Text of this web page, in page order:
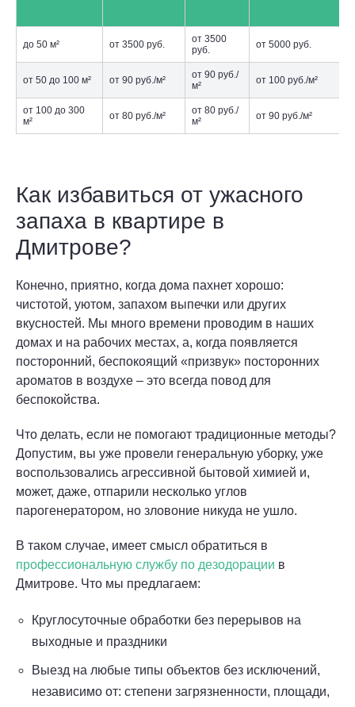
до 50 м² от 3500 руб.
от 3500
руб.
от 5000 руб.
от 50 до 100 м² от 90 руб./м²
от 90 руб./
м²
от 100 руб./м²
от 100 до 300
м²
от 80 руб./м²
от 80 руб./
м²
от 90 руб./м²
Как избавиться от ужасного
запаха в квартире в
Дмитрове?
Конечно, приятно, когда дома пахнет хорошо:
чистотой, уютом, запахом выпечки или других
вкусностей. Мы много времени проводим в наших
домах и на рабочих местах, а, когда появляется
посторонний, беспокоящий «призвук» посторонних
ароматов в воздухе – это всегда повод для
беспокойства.
Что делать, если не помогают традиционные методы?
Допустим, вы уже провели генеральную уборку, уже
воспользовались агрессивной бытовой химией и,
может, даже, отпарили несколько углов
парогенератором, но зловоние никуда не ушло.
В таком случае, имеет смысл обратиться в
профессиональную службу по дезодорации в
Дмитрове. Что мы предлагаем:
Круглосуточные обработки без перерывов на
выходные и праздники
Выезд на любые типы объектов без исключений,
независимо от: степени загрязненности, площади,